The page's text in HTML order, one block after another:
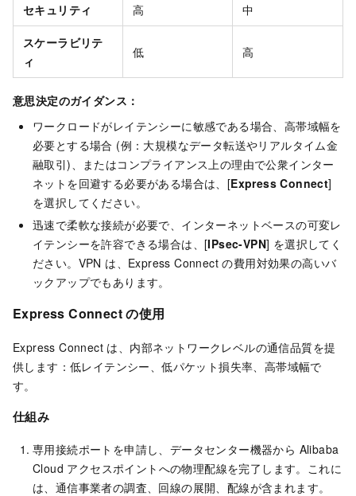
セキュリティ 高 中
スケーラビリテ
ィ
低 高
意思決定のガイダンス：
ワークロードがレイテンシーに敏感である場合、高帯域幅を
必要とする場合 (例：大規模なデータ転送やリアルタイム金
融取引)、またはコンプライアンス上の理由で公衆インター
ネットを回避する必要がある場合は、[Express Connect]
を選択してください。
迅速で柔軟な接続が必要で、インターネットベースの可変レ
イテンシーを許容できる場合は、[IPsec-VPN] を選択してく
ださい。VPN は、Express Connect の費用対効果の高いバ
ックアップでもあります。
Express Connect の使用
Express Connect は、内部ネットワークレベルの通信品質を提
供します：低レイテンシー、低パケット損失率、高帯域幅で
す。
仕組み
専用接続ポートを申請し、データセンター機器から Alibaba
Cloud アクセスポイントへの物理配線を完了します。これに
は、通信事業者の調査、回線の展開、配線が含まれます。